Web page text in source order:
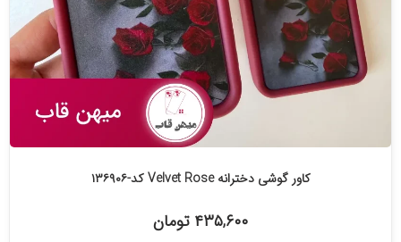
کاور گوشی دخترانه Velvet Rose کد-۱۳۶۹۰۶
۴۳۵,۶۰۰ تومان